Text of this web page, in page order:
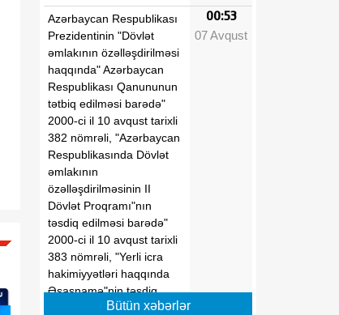
Azərbaycan Respublikası
Prezidentinin "Dövlət
əmlakının özəlləşdirilməsi
haqqında" Azərbaycan
Respublikası Qanununun
tətbiq edilməsi barədə"
2000-ci il 10 avqust tarixli
382 nömrəli, "Azərbaycan
Respublikasında Dövlət
əmlakının
özəlləşdirilməsinin II
Dövlət Proqramı"nın
təsdiq edilməsi barədə"
2000-ci il 10 avqust tarixli
383 nömrəli, "Yerli icra
hakimiyyətləri haqqında
Əsasnamə"nin təsdiq
edilməsi barədə" 2012-ci il
00:53
07 Avqust
Bütün xəbərlər